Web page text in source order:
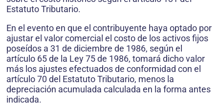
Estatuto Tributario.
En el evento en que el contribuyente haya optado por
ajustar el valor comercial el costo de los activos fijos
poseídos a 31 de diciembre de 1986, según el
artículo 65 de la Ley 75 de 1986, tomará dicho valor
más los ajustes efectuados de conformidad con el
artículo 70 del Estatuto Tributario, menos la
depreciación acumulada calculada en la forma antes
indicada.